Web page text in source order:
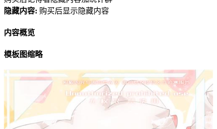
隐藏内容: 购买后显示隐藏内容
内容概览
模板图缩略